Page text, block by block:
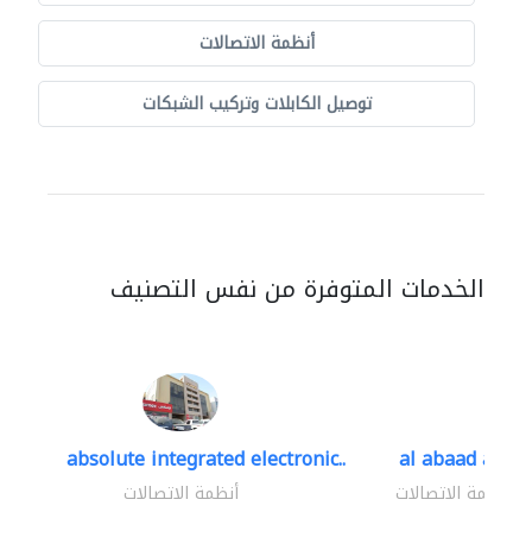
أنظمة الاتصالات
توصيل الكابلات وتركيب الشبكات
الخدمات المتوفرة من نفس التصنيف
absolute integrated electronic..
أنظمة الاتصالات
al abaad al..
أنظمة الاتصالات